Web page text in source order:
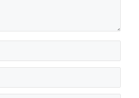
nghiệm hiển thị cao cấp, bạn
16 Pro Max chính hãng